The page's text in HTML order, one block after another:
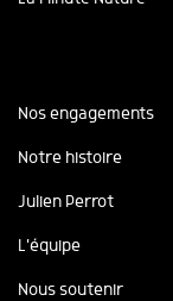
Nos engagements
Notre histoire
Julien Perrot
L'équipe
Nous soutenir